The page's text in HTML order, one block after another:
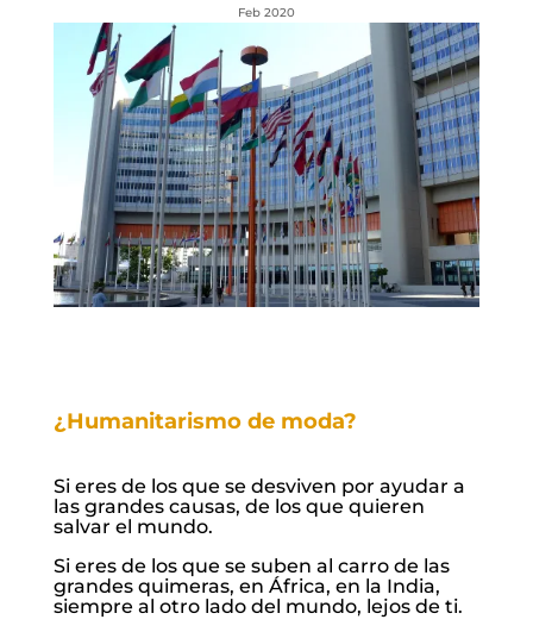
Feb 2020
¿Humanitarismo de moda?
Si eres de los que se desviven por ayudar a
las grandes causas, de los que quieren
salvar el mundo.
Si eres de los que se suben al carro de las
grandes quimeras, en África, en la India,
siempre al otro lado del mundo, lejos de ti.